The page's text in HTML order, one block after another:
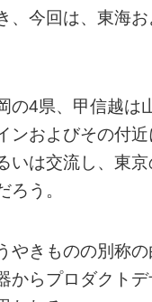
、今回は、東海
の4県、甲信越
ンおよびその付
いは交流し、東
ろう。
きものの別称
からプロダクト